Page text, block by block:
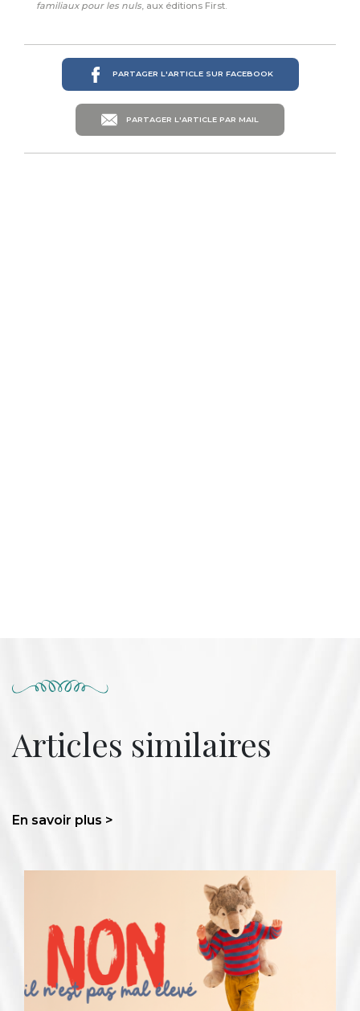
familiaux pour les nuls, aux éditions First.
PARTAGER L'ARTICLE SUR FACEBOOK
PARTAGER L'ARTICLE PAR MAIL
Articles similaires
En savoir plus >